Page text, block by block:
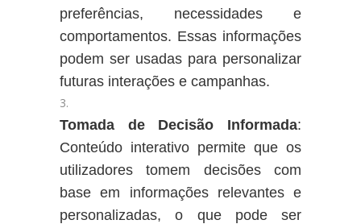
preferências, necessidades e
comportamentos. Essas informações
podem ser usadas para personalizar
futuras interações e campanhas.
Tomada de Decisão Informada:
Conteúdo interativo permite que os
utilizadores tomem decisões com
base em informações relevantes e
personalizadas, o que pode ser